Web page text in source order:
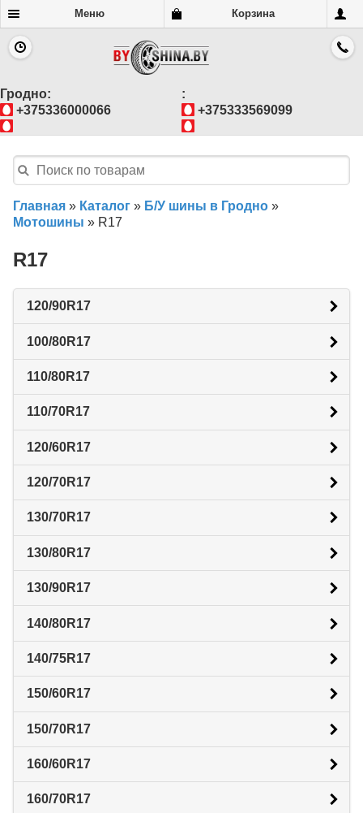
Меню Корзина
Гродно:
+375336000066
:
+375333569099
Главная » Каталог » Б/У шины в Гродно »
Мотошины » R17
R17
120/90R17
100/80R17
110/80R17
110/70R17
120/60R17
120/70R17
130/70R17
130/80R17
130/90R17
140/80R17
140/75R17
150/60R17
150/70R17
160/60R17
160/70R17